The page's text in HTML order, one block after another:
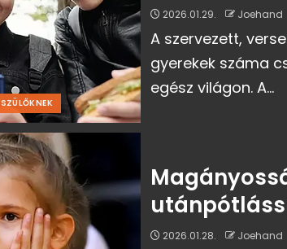
SZÜLŐKNEK
2026.01.29. Joehand
A szervezett,
gyerekek száma
egész világon. A...
2026.01.28. Joehand